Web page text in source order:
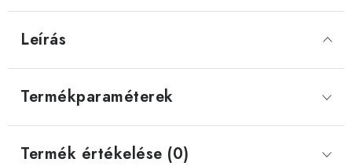
Leírás
Termékparaméterek
Termék értékelése (0)